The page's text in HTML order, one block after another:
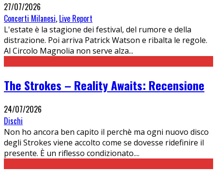
27/07/2026
Concerti Milanesi, Live Report
L'estate è la stagione dei festival, del rumore e della
distrazione. Poi arriva Patrick Watson e ribalta le regole.
Al Circolo Magnolia non serve alza...
The Strokes – Reality Awaits: Recensione
24/07/2026
Dischi
Non ho ancora ben capito il perchè ma ogni nuovo disco
degli Strokes viene accolto come se dovesse ridefinire il
presente. È un riflesso condizionato....